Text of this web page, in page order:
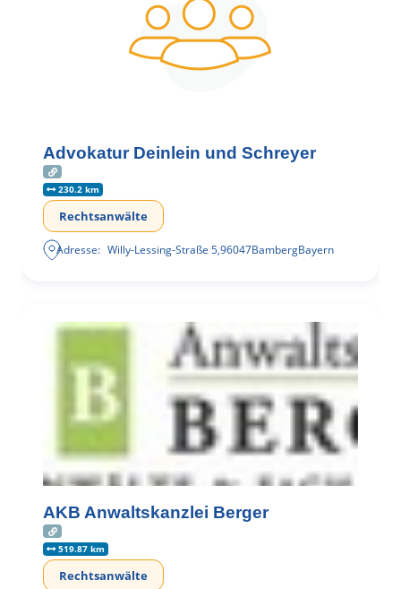
Advokatur Deinlein und Schreyer
230.2 km
Rechtsanwälte
Adresse: Willy-Lessing-Straße 5,96047BambergBayern
AKB Anwaltskanzlei Berger
519.87 km
Rechtsanwälte